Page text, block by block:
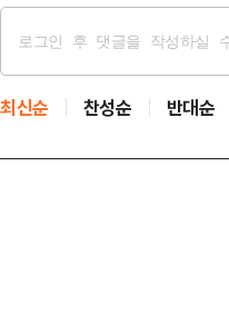
최신순 찬성순 반대순